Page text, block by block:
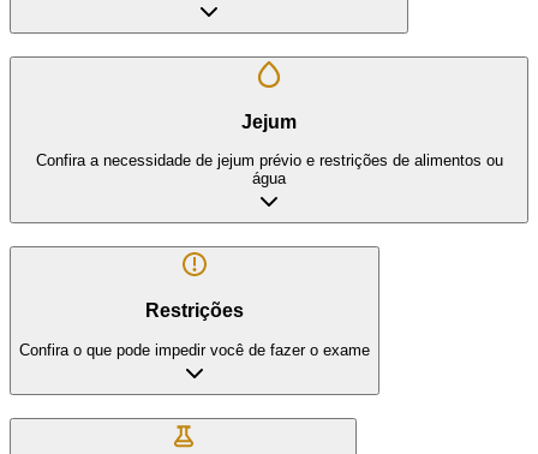
Jejum
Confira a necessidade de jejum prévio e restrições de alimentos ou
água
Restrições
Confira o que pode impedir você de fazer o exame